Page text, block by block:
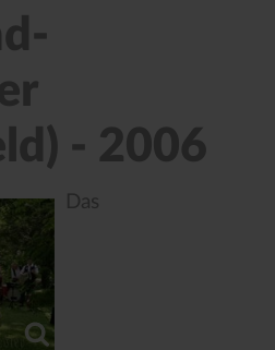
- 2006
Das